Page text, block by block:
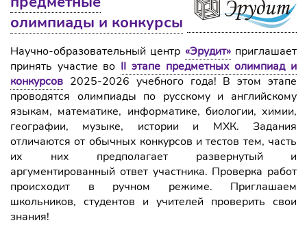
олимпиады и конкурсы
Научно-образовательный центр «Эрудит»приглашает
принять участие во II этапе предметных олимпиад и
конкурсов 2025-2026 учебного года! В этом этапе
проводятся олимпиады по русскому и английскому
языкам, математике, информатике, биологии, химии,
географии, музыке, истории и МХК. Задания
отличаются от обычных конкурсов и тестов тем, часть
их них предполагает развернутый и
аргументированный ответ участника. Проверка работ
происходит в ручном режиме. Приглашаем
школьников, студентов и учителей проверить свои
знания!